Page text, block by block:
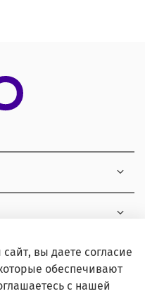
вы даете согласие
обеспечивают
с нашей